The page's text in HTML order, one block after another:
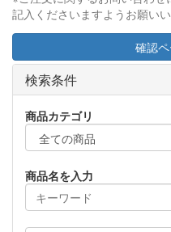
記入くださいますようお願いい
確認
検索条件
商品カテゴリ
商品名を入力